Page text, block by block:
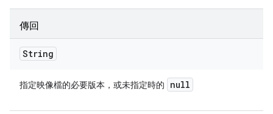
傳回
String
指定映像檔的必要版本，或未指定時的 null